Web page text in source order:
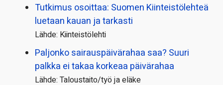
Tutkimus osoittaa: Suomen Kiinteistölehteä
luetaan kauan ja tarkasti
Lähde: Kiinteistölehti
Paljonko sairauspäivä­rahaa saa? Suuri
palkka ei takaa korkeaa päivärahaa
Lähde: Taloustaito/työ ja eläke